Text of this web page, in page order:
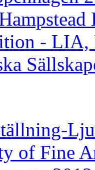
- LIA,
of Fine